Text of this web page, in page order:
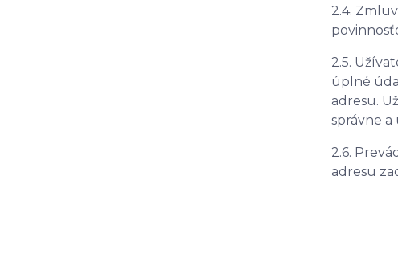
2.4.
2.5.
úplné
adresu.
správne
2.6.
adresu